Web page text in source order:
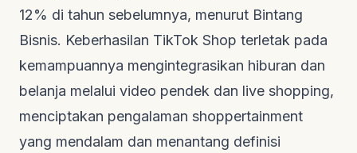
12% di tahun sebelumnya, menurut Bintang
Bisnis. Keberhasilan TikTok Shop terletak pada
kemampuannya mengintegrasikan hiburan dan
belanja melalui video pendek dan live shopping,
menciptakan pengalaman shoppertainment
yang mendalam dan menantang definisi